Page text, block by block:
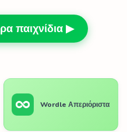
παιχνίδια ▶
Wordle Απεριόριστα